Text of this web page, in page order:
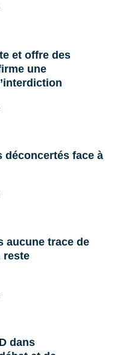
et offre des
une
déconcertés face à
aucune trace de
reste
dans